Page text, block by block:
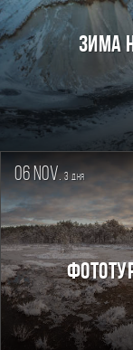
Зима
06 nov. 3дня